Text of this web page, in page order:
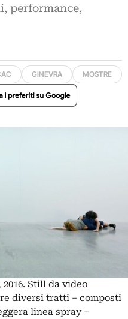
performance,
GINEVRA MOSTRE
Still da video
diversi tratti – composti
linea spray ‒